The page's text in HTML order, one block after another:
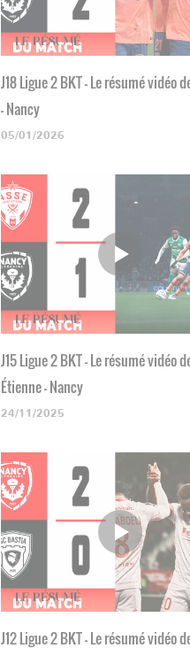
J18 Ligue 2 BKT - Le résumé vidéo
- Nancy
05/01/2026
J15 Ligue 2 BKT - Le résumé vidéo
Étienne - Nancy
24/11/2025
J12 Ligue 2 BKT - Le résumé vidéo